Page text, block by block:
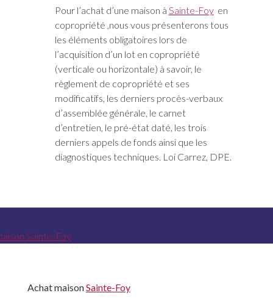
Pour l’achat d’une maison à Sainte-Foyen
copropriété ,nous vous présenterons tous
les éléments obligatoires lors de
l’acquisition d’un lot en copropriété
(verticale ou horizontale) à savoir, le
règlement de copropriété et ses
modificatifs, les derniers procès-verbaux
d’assemblée générale, le carnet
d’entretien, le pré-état daté, les trois
derniers appels de fonds ainsi que les
diagnostiques techniques. Loi Carrez, DPE.
Achat maisonSainte-Foy